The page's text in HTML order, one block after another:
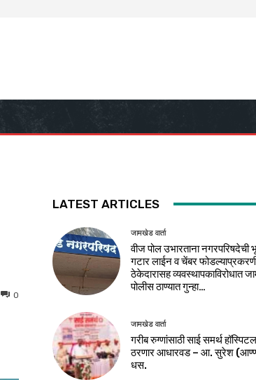
0
LATEST ARTICLES
जामखेड वार्ता
वीज पोल उभारताना नगरपरिषदेची
गटार लाईन व चेंबर
ठेकेदारासह व्यवस्थापकाविरोधात
पोलीस ठाण्यात गुन्हा…
जामखेड वार्ता
गरीब रुग्णांसाठी साई समर्थ हॉस्पिटल
ठरणार आधारवड – आ. सुरेश
धस.